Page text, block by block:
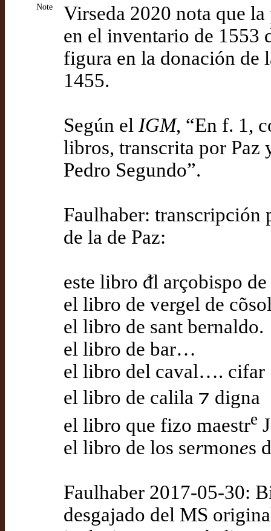
Note
Virseda 2020 nota que
en el inventario de 1553
figura en la donación de
1455.
Según el IGM, “En f. 1,
libros, transcrita por
Pedro Segundo”.
Faulhaber:
de la de Paz:
este libro ᵭl arçobispo
el libro de vergel de
el libro de sant bernaldo.
el libro de bar…
el libro del caval…. cifar
el libro de calila ⁊ digna
el libro que fizo maestre
el libro de los sermones
Faulhaber 2017-05-30:
desgajado del MS